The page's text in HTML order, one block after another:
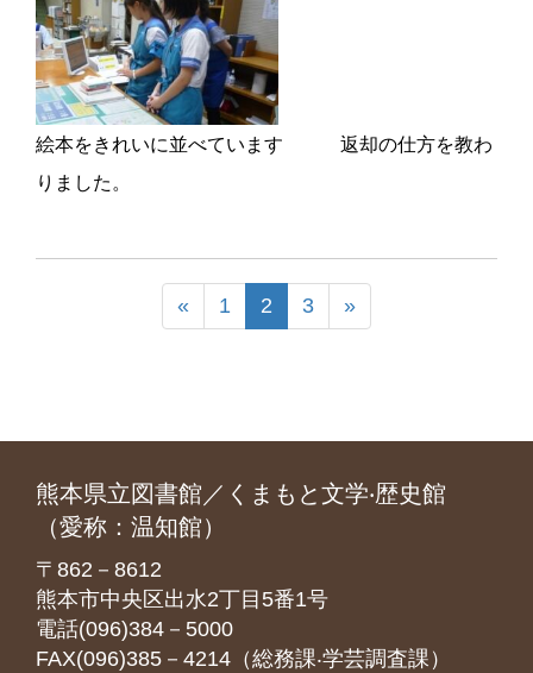
絵本をきれいに並べています 返却の仕方を教わ
りました。
« 1 2 3 »
熊本県立図書館／くまもと文学‧歴史館
（愛称：温知館）
〒862－8612
熊本市中央区出水2丁目5番1号
電話(096)384－5000
FAX(096)385－4214（総務課‧学芸調査課）